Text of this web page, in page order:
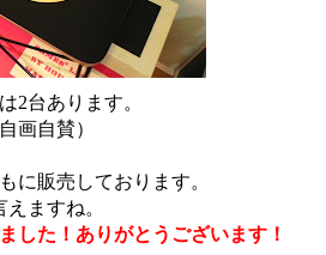
2台あります。
画自賛）
に販売しております。
ますね。
した！ありがとうございます！